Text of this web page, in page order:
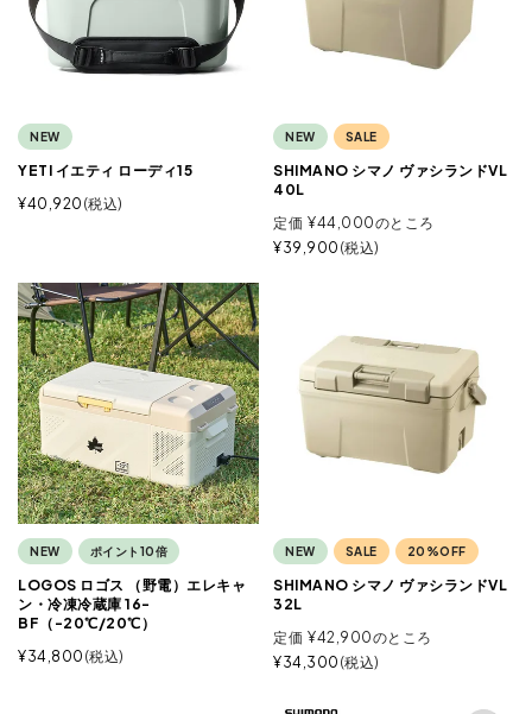
NEW
YETI イエティ ローディ15
¥40,920 税込
NEW SALE
SHIMANO シマノ ヴァシランドVL
40L
定価 ¥44,000のところ
¥39,900 税込
NEW ポイント10倍
LOGOS ロゴス （野電）エレキャ
ン・冷凍冷蔵庫 16-
BF（-20℃/20℃）
¥34,800 税込
NEW SALE 20%OFF
SHIMANO シマノ ヴァシランドVL
32L
定価 ¥42,900のところ
¥34,300 税込